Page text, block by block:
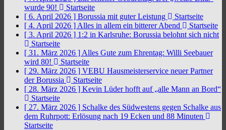
wurde 90!
Startseite
[ 6. April 2026 ] Borussia mit guter Leistung
Startseite
[ 4. April 2026 ] Alles in allem ein bitterer Abend
Startseite
[ 3. April 2026 ] 1:2 in Karlsruhe: Borussia belohnt sich nicht
Startseite
[ 31. März 2026 ] Alles Gute zum Ehrentag: Willi Seebauer
wird 80!
Startseite
[ 29. März 2026 ] VEBU Hausmeisterservice neuer Partner
der Borussia
Startseite
[ 28. März 2026 ] Kevin Lüder hofft auf „alle Mann an Bord“
Startseite
[ 27. März 2026 ] Schalke des Südwestens gegen Schalke aus
dem Ruhrpott: Erlösung nach 19 Ecken und 88 Minuten
Startseite